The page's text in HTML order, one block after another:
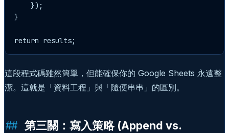
    });
}
return results;
這段程式碼雖然簡單，但能確保你的 Google Sheets 永遠整
潔。這就是「資料工程」與「隨便串串」的區別。
第三關：寫入策略 (Append vs.